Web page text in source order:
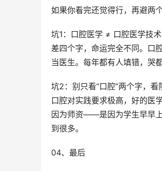
如果你看完还觉得行，再避两个
坑1：口腔医学 ≠ 口腔医学技术
差四个字，命运完全不同。口
当医生。每年都有人填错，哭
坑2：别只看”口腔”两个字，看
口腔对实践要求极高，好的医
因为师资——是因为学生早早
到很多。
04、最后